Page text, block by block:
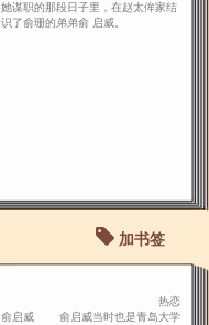
她谋职的那段日子里，在赵太侔家结
识了俞珊的弟弟俞 启威。
加书签
热恋
俞启威 俞启威当时也是青岛大学